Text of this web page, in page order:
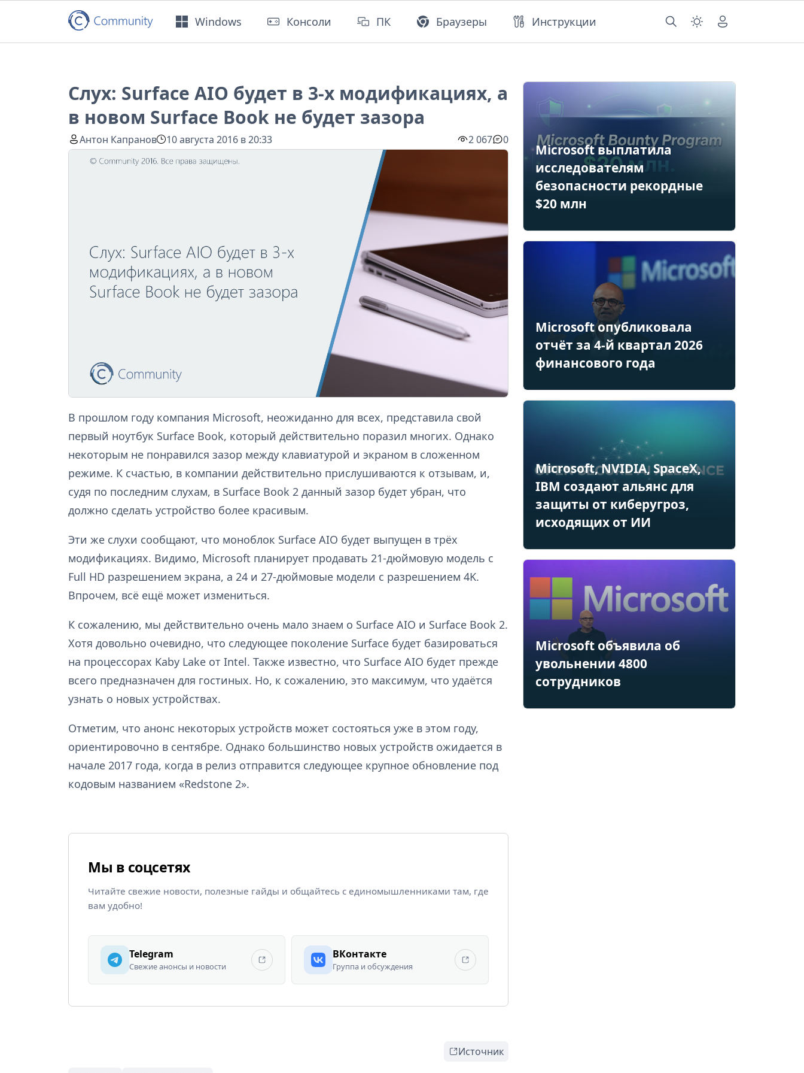
Windows Консоли ПК Браузеры Инструкции
Слух: Surface AIO будет в 3-х модификациях, а
в новом Surface Book не будет зазора
Антон Капранов 10 августа 2016 в 20:33 2 067 0
В прошлом году компания Microsoft, неожиданно для всех, представила свой
первый ноутбук Surface Book, который действительно поразил многих. Однако
некоторым не понравился зазор между клавиатурой и экраном в сложенном
режиме. К счастью, в компании действительно прислушиваются к отзывам, и,
судя по последним слухам, в Surface Book 2 данный зазор будет убран, что
должно сделать устройство более красивым.
Эти же слухи сообщают, что моноблок Surface AIO будет выпущен в трёх
модификациях. Видимо, Microsoft планирует продавать 21-дюймовую модель с
Full HD разрешением экрана, а 24 и 27-дюймовые модели с разрешением 4K.
Впрочем, всё ещё может измениться.
К сожалению, мы действительно очень мало знаем о Surface AIO и Surface Book 2.
Хотя довольно очевидно, что следующее поколение Surface будет базироваться
на процессорах Kaby Lake от Intel. Также известно, что Surface AIO будет прежде
всего предназначен для гостиных. Но, к сожалению, это максимум, что удаётся
узнать о новых устройствах.
Отметим, что анонс некоторых устройств может состояться уже в этом году,
ориентировочно в сентябре. Однако большинство новых устройств ожидается в
начале 2017 года, когда в релиз отправится следующее крупное обновление под
кодовым названием «Redstone 2».
Мы в соцсетях
Читайте свежие новости, полезные гайды и общайтесь с единомышленниками там, где
вам удобно!
Telegram
Свежие анонсы и новости
ВКонтакте
Группа и обсуждения
Источник
Microsoft выплатила
исследователям
безопасности рекордные
$20 млн
Microsoft опубликовала
отчёт за 4-й квартал 2026
финансового года
Microsoft, NVIDIA, SpaceX,
IBM создают альянс для
защиты от киберугроз,
исходящих от ИИ
Microsoft объявила об
увольнении 4800
сотрудников